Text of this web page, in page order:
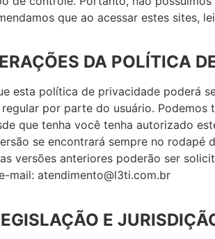
que ao acessar estes sites,
DA POLÍTICA
esta política de privacidade poderá
regular por parte do usuário.
que tenha você tenha autorizado
se encontrará sempre no rodapé
versões anteriores poderão ser
mail: atendimento@l3ti.com.br
E